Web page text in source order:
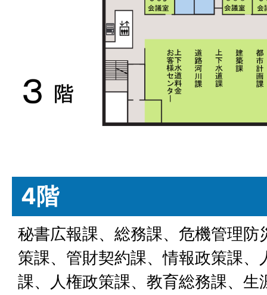
4階
秘書広報課、総務課、危機管理防
策課、管財契約課、情報政策課、
課、人権政策課、教育総務課、生